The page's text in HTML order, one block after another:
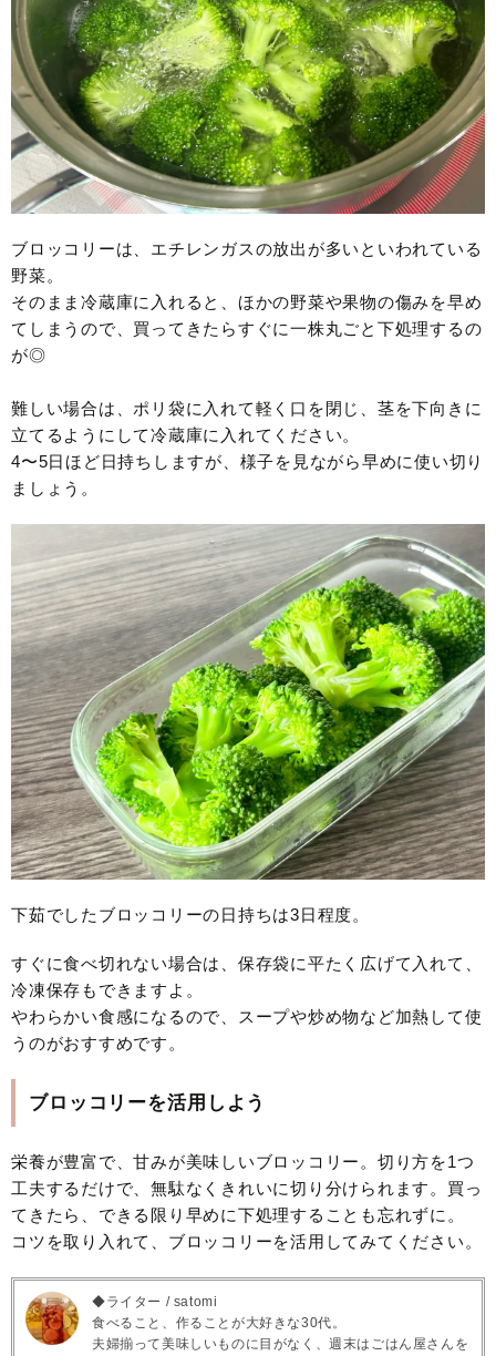
ブロッコリーは、エチレンガスの放出が多いといわれている
野菜。
そのまま冷蔵庫に入れると、ほかの野菜や果物の傷みを早め
てしまうので、買ってきたらすぐに一株丸ごと下処理するの
が◎
難しい場合は、ポリ袋に入れて軽く口を閉じ、茎を下向きに
立てるようにして冷蔵庫に入れてください。
4〜5日ほど日持ちしますが、様子を見ながら早めに使い切り
ましょう。
下茹でしたブロッコリーの日持ちは3日程度。
すぐに食べ切れない場合は、保存袋に平たく広げて入れて、
冷凍保存もできますよ。
やわらかい食感になるので、スープや炒め物など加熱して使
うのがおすすめです。
ブロッコリーを活用しよう
栄養が豊富で、甘みが美味しいブロッコリー。切り方を1つ
工夫するだけで、無駄なくきれいに切り分けられます。買っ
てきたら、できる限り早めに下処理することも忘れずに。
コツを取り入れて、ブロッコリーを活用してみてください。
◆ライター / satomi
食べること、作ることが大好きな30代。
夫婦揃って美味しいものに目がなく、週末はごはん屋さんを